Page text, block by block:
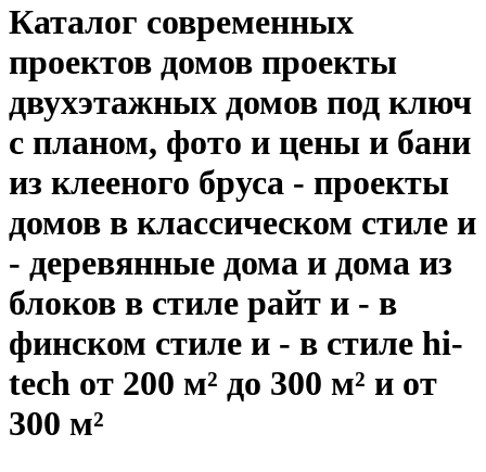
Каталог современных
проектов домов проекты
двухэтажных домов под ключ
с планом, фото и цены и бани
из клееного бруса - проекты
домов в классическом стиле и
- деревянные дома и дома из
блоков в стиле райт и - в
финском стиле и - в стиле hi-
tech от 200 м² до 300 м² и от
300 м²